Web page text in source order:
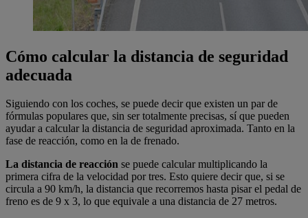
Cómo calcular la distancia de seguridad
adecuada
Siguiendo con los coches, se puede decir que existen un par de
fórmulas populares que, sin ser totalmente precisas, sí que pueden
ayudar a calcular la distancia de seguridad aproximada. Tanto en la
fase de reacción, como en la de frenado.
La distancia de reacción se puede calcular multiplicando la
primera cifra de la velocidad por tres. Esto quiere decir que, si se
circula a 90 km/h, la distancia que recorremos hasta pisar el pedal de
freno es de 9 x 3, lo que equivale a una distancia de 27 metros.